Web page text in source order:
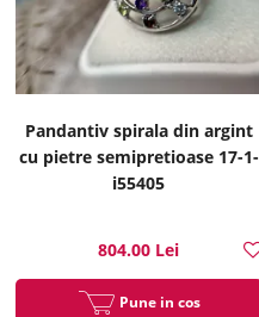
Pandantiv spirala din argint
cu pietre semipretioase 17-1-
i55405
804.00 Lei
Pune in cos